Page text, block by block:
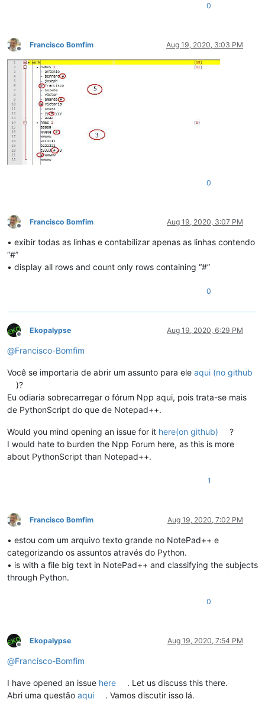
0
Offline
Francisco Bomfim Aug 19, 2020, 3:03 PM
0
Offline
Francisco Bomfim Aug 19, 2020, 3:07 PM
• exibir todas as linhas e contabilizar apenas as linhas contendo
“#”
• display all rows and count only rows containing “#”
0
Offline
Ekopalypse Aug 19, 2020, 6:29 PM
@Francisco-Bomfim
Você se importaria de abrir um assunto para ele aqui (no github
)?
Eu odiaria sobrecarregar o fórum Npp aqui, pois trata-se mais
de PythonScript do que de Notepad++.
Would you mind opening an issue for it here(on github)
?
I would hate to burden the Npp Forum here, as this is more
about PythonScript than Notepad++.
1
Offline
Francisco Bomfim Aug 19, 2020, 7:02 PM
• estou com um arquivo texto grande no NotePad++ e
categorizando os assuntos através do Python.
• is with a file big text in NotePad++ and classifying the subjects
through Python.
0
Offline
Ekopalypse Aug 19, 2020, 7:54 PM
@Francisco-Bomfim
I have opened an issue here
. Let us discuss this there.
Abri uma questão aqui . Vamos discutir isso lá.